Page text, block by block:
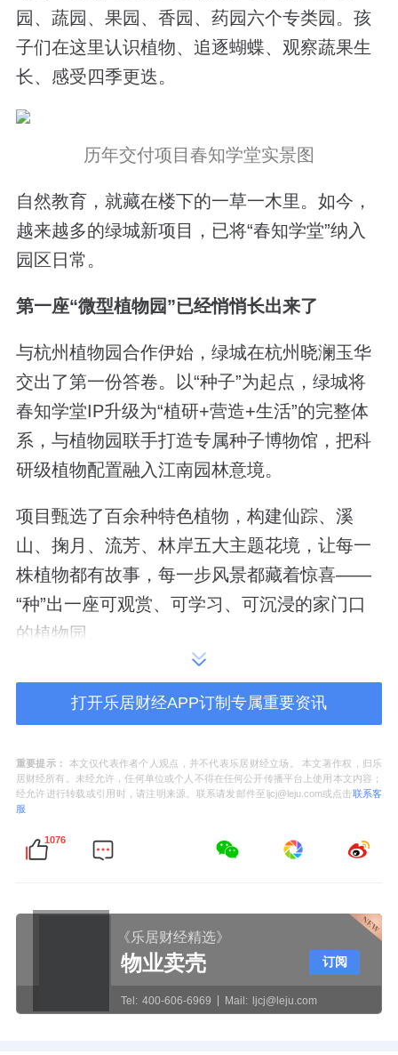
园、蔬园、果园、香园、药园六个专类园。孩
子们在这里认识植物、追逐蝴蝶、观察蔬果生
长、感受四季更迭。
历年交付项目春知学堂实景图
自然教育，就藏在楼下的一草一木里。如今，
越来越多的绿城新项目，已将“春知学堂”纳入
园区日常。
第一座“微型植物园”已经悄悄长出来了
与杭州植物园合作伊始，绿城在杭州晓澜玉华
交出了第一份答卷。以“种子”为起点，绿城将
春知学堂IP升级为“植研+营造+生活”的完整体
系，与植物园联手打造专属种子博物馆，把科
研级植物配置融入江南园林意境。
项目甄选了百余种特色植物，构建仙踪、溪
山、掬月、流芳、林岸五大主题花境，让每一
株植物都有故事，每一步风景都藏着惊喜——
“种”出一座可观赏、可学习、可沉浸的家门口
的植物园。
杭州晓澜玉华示范区实景图
从“春知学堂”的自然陪伴，到与杭州植物园的
深度携手，绿城希望让景观更富时间与季相变
化，让家人能随时亲近自然。
未来，双方合作成果将落地更多绿城项目，让
生活欢喜。
打开乐居财经APP订制专属重要资讯
重要提示：
本文仅代表作者个人观点，并不代表乐居财经立场。 本文著作权，归乐
居财经所有。未经允许，任何单位或个人不得在任何公开传播平台上使用本文内容；
经允许进行转载或引用时，请注明来源。联系请发邮件至ljcj@leju.com或点击联系客
服
1076
《乐居财经精选》
物业卖壳
Tel: 400-606-6969 Mail: ljcj@leju.com
订阅